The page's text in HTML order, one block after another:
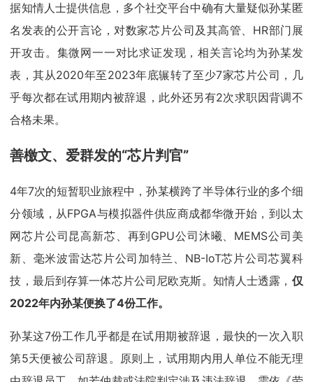
据知情人士提供信息，多个社交平台中确有大量疑似孙某匿
名发表的公开言论，对数家芯片公司及其高管、HR部门展
开攻击。集微网一一对比求证发现，相关言论均为孙某发
表，其从2020年至2023年底辗转了至少7家芯片公司，几
乎每次都在试用期内被辞退，此外还另有2次求职因背调不
合格未果。
善檄文、爱群发的“芯片判官”
4年7次的短暂职业旅程中，孙某横跨了半导体行业的多个细
分领域，从FPGA与模拟器件供应商成都华微开始，到以太
网芯片公司昆高新芯、再到GPU公司沐曦、MEMS公司美
新、毫米波雷达芯片公司加特兰、NB-IoT芯片公司芯翼科
技，最后到存算一体芯片公司尼欧克斯。知情人士透露， 仅
2022年内孙某便换了4份工作。
孙某这7份工作几乎都是在试用期被辞退，最快的一次入职
第5天便被公司辞退。原则上，试用期内用人单位不能无理